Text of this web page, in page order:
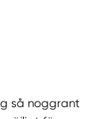
så noggrant